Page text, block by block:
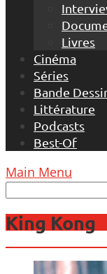
Livres
Cinéma
Séries
Bande
Littérature
Podcasts
Best-Of
Main Menu
King Kong